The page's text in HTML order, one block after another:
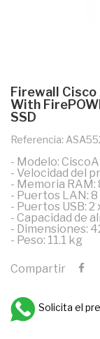
Firewall
With
SSD
Referencia:
- Modelo:
- Velocidad del
- Memoria RAM:
- Puertos LAN:
- Puertos USB: 2
- Capacidad de
- Dimensiones:
- Peso: 11.1 kg
Compartir
Solicita el